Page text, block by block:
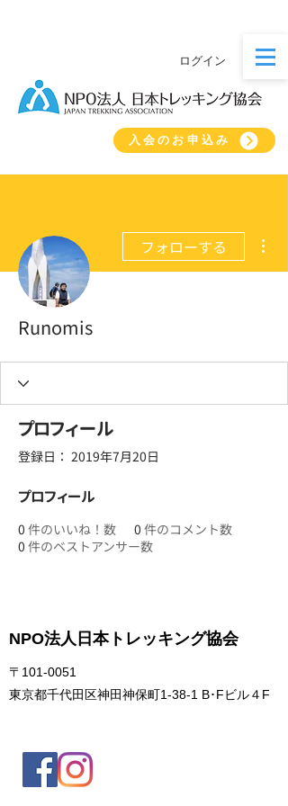
ログイン
入会のお申込み
フォローする
Runomis
プロフィール
登録日： 2019年7月20日
プロフィール
0 件のいいね！数 0 件のコメント数
0 件のベストアンサー数
NPO法人日本トレッキング協会
〒101-0051
東京都千代田区神田神保町1-38-1 B･Fビル４F